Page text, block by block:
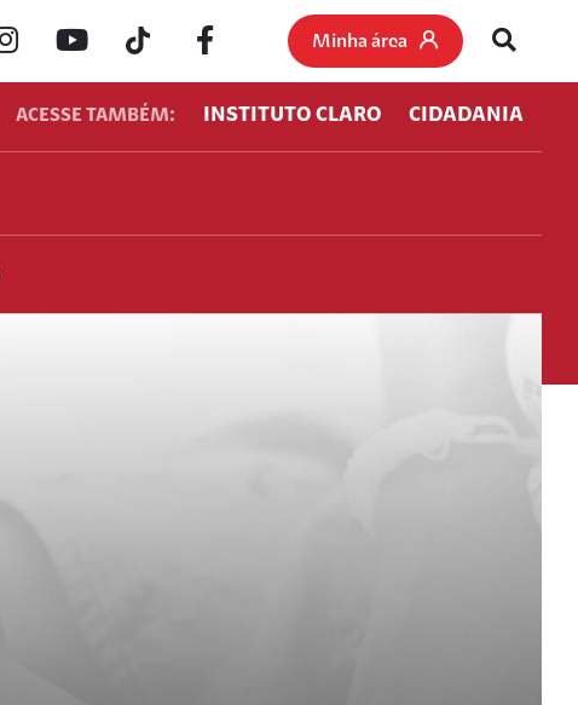
Minha área
ACESSE TAMBÉM: INSTITUTO CLARO CIDADANIA